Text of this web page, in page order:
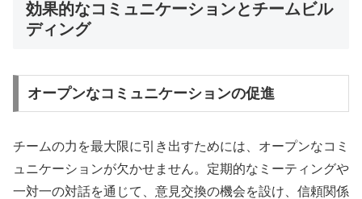
効果的なコミュニケーションとチームビル
ディング
オープンなコミュニケーションの促進
チームの力を最大限に引き出すためには、オープンなコミ
ュニケーションが欠かせません。定期的なミーティングや
一対一の対話を通じて、意見交換の機会を設け、信頼関係